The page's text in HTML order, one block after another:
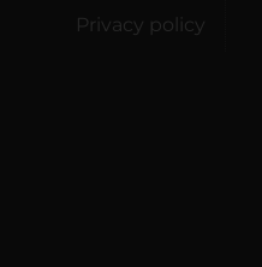
Privacy policy